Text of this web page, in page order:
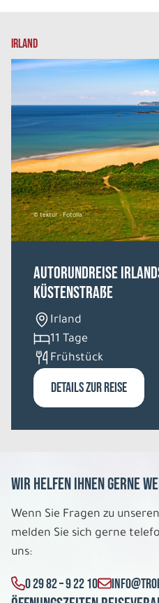
10 Tage
Di. 11.08. - Do.
Liebliches
Hotels der 3
Doppelzimmer
Belegung: 2
REISE
10 Tage
Di. 11.08. - Do.
Liebliches
Doppelzimmer
Di. 11.08. - Do.
IRLAND
© tektur - Fotolia
Autorundreise
Küstenstraße
Irland
11 Tage
Frühstück
DETAILS ZUR REISE
Wir helfen Ihnen gerne
Wenn Sie Fragen zu
melden Sie sich gerne
uns:
0 29 82 – 9 22 10